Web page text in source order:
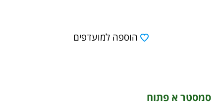
הוספה למועדפים
סמסטר א פתוח